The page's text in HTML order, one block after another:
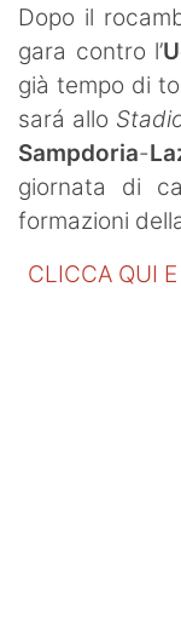
SHOP LAZIO
Contatti
Dopo il
gara contro l’
già tempo di
sará allo
Sampdoria-
giornata di
formazioni
CLICCA QUI E